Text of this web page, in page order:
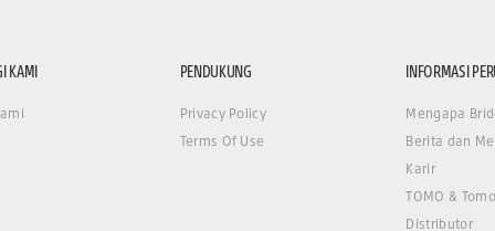
KAMI PENDUKUNG
Privacy Policy
Terms Of Use
INFORMASI
Mengapa
Berita dan
Karir
TOMO &
Distributor